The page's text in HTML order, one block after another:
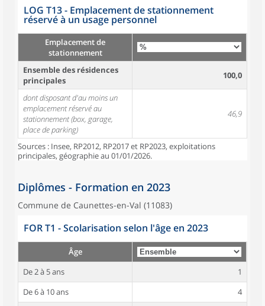
LOG T13 - Emplacement de stationnement
réservé à un usage personnel
Emplacement de
stationnement
Ensemble des résidences
principales
100,0
dont disposant d'au moins un
emplacement réservé au
stationnement (box, garage,
place de parking)
46,9
Sources : Insee, RP2012, RP2017 et RP2023, exploitations
principales, géographie au 01/01/2026.
Diplômes - Formation en 2023
Commune de Caunettes-en-Val (11083)
FOR T1 - Scolarisation selon l'âge en 2023
Âge
De 2 à 5 ans
1
De 6 à 10 ans
4